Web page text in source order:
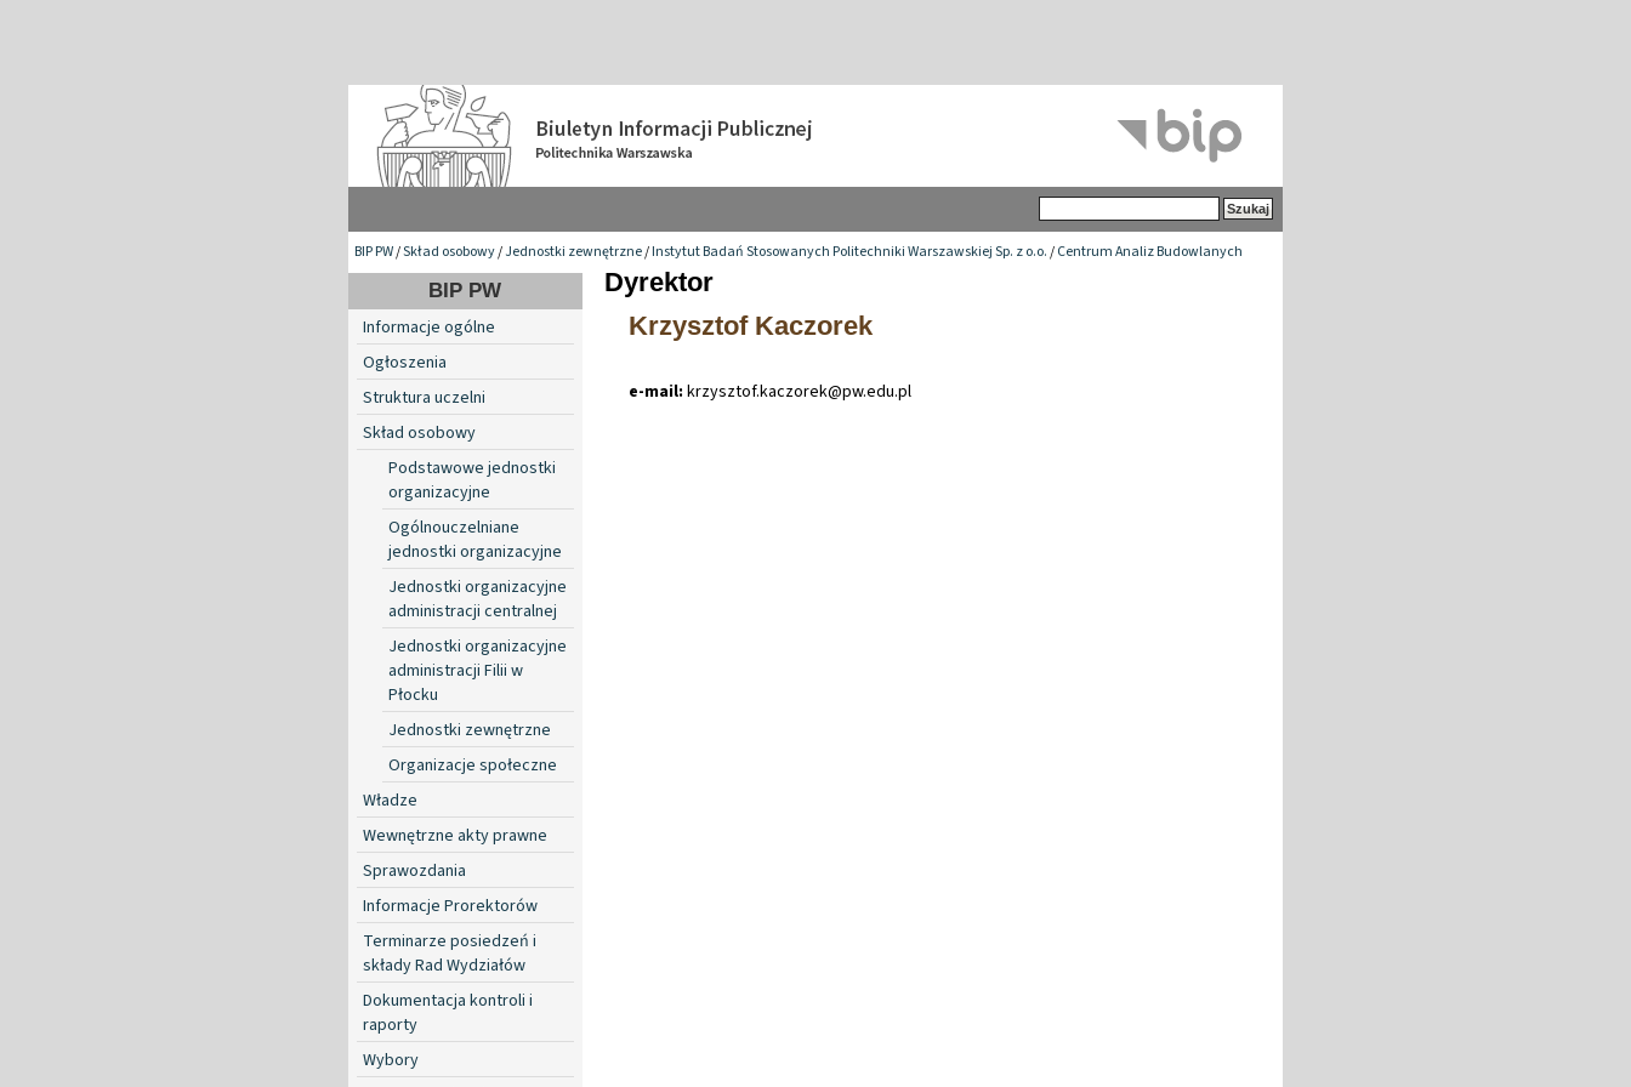
BIP PW/Skład osobowy/Jednostki zewnętrzne/Instytut Badań Stosowanych Politechniki Warszawskiej Sp. z o.o./Centrum Analiz Budowlanych
BIP PW
Informacje ogólne
Ogłoszenia
Struktura uczelni
Skład osobowy
Podstawowe jednostki
organizacyjne
Ogólnouczelniane
jednostki organizacyjne
Jednostki organizacyjne
administracji centralnej
Jednostki organizacyjne
administracji Filii w
Płocku
Jednostki zewnętrzne
Organizacje społeczne
Władze
Wewnętrzne akty prawne
Sprawozdania
Informacje Prorektorów
Terminarze posiedzeń i
składy Rad Wydziałów
Dokumentacja kontroli i
raporty
Wybory
Dyrektor
Krzysztof Kaczorek
e-mail: krzysztof.kaczorek@pw.edu.pl